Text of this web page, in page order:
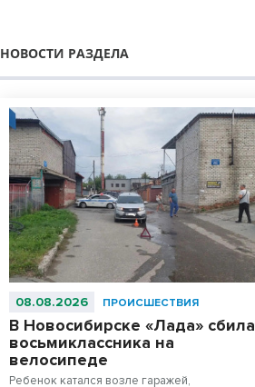
НОВОСТИ РАЗДЕЛА
08.08.2026 ПРОИСШЕСТВИЯ
В Новосибирске «Лада» сбила
восьмиклассника на
велосипеде
Ребенок катался возле гаражей,